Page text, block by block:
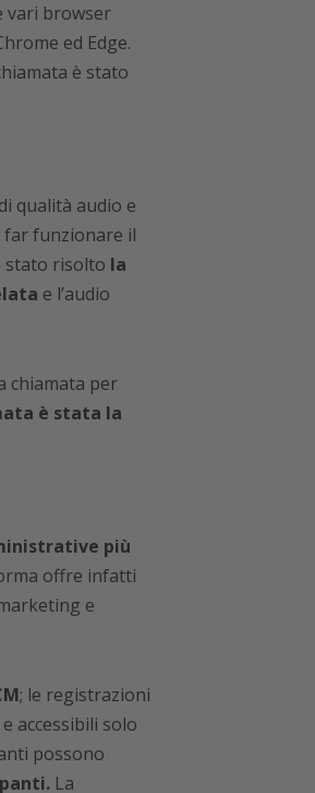
vari browser
ed Edge.
è stato
qualità audio e
far funzionare il
stato risolto la
e l’audio
chiamata per
è stata la
più
offre infatti
e
; le registrazioni
accessibili solo
possono
La